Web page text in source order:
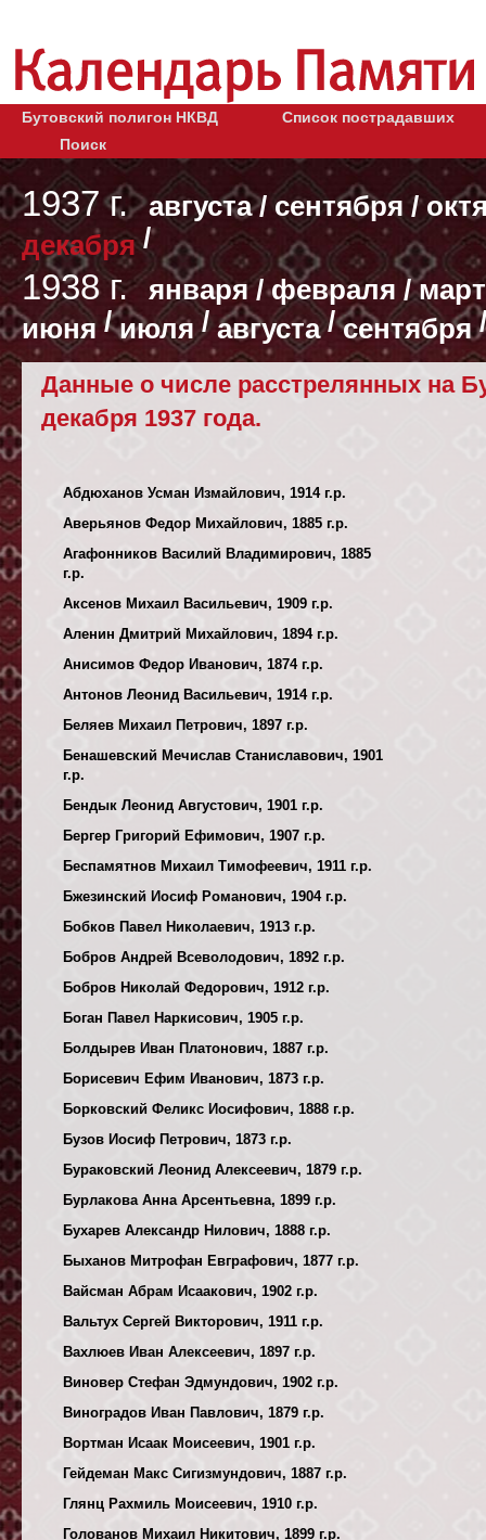
Бутовский полигон НКВД
Список пострадавших
Поиск
1937 г. августа/ сентября/
декабря/
1938 г. января/февраля /
июня /июля/августа/сентября
Данные о числе расстрелянных на
декабря 1937 года.
Абдюханов Усман Измайлович, 1914 г.р.
Аверьянов Федор Михайлович, 1885 г.р.
Агафонников Василий Владимирович, 1885
г.р.
Аксенов Михаил Васильевич, 1909 г.р.
Аленин Дмитрий Михайлович, 1894 г.р.
Анисимов Федор Иванович, 1874 г.р.
Антонов Леонид Васильевич, 1914 г.р.
Беляев Михаил Петрович, 1897 г.р.
Бенашевский Мечислав Станиславович, 1901
г.р.
Бендык Леонид Августович, 1901 г.р.
Бергер Григорий Ефимович, 1907 г.р.
Беспамятнов Михаил Тимофеевич, 1911 г.р.
Бжезинский Иосиф Романович, 1904 г.р.
Бобков Павел Николаевич, 1913 г.р.
Бобров Андрей Всеволодович, 1892 г.р.
Бобров Николай Федорович, 1912 г.р.
Боган Павел Наркисович, 1905 г.р.
Болдырев Иван Платонович, 1887 г.р.
Борисевич Ефим Иванович, 1873 г.р.
Борковский Феликс Иосифович, 1888 г.р.
Бузов Иосиф Петрович, 1873 г.р.
Бураковский Леонид Алексеевич, 1879 г.р.
Бурлакова Анна Арсентьевна, 1899 г.р.
Бухарев Александр Нилович, 1888 г.р.
Быханов Митрофан Евграфович, 1877 г.р.
Вайсман Абрам Исаакович, 1902 г.р.
Вальтух Сергей Викторович, 1911 г.р.
Вахлюев Иван Алексеевич, 1897 г.р.
Виновер Стефан Эдмундович, 1902 г.р.
Виноградов Иван Павлович, 1879 г.р.
Вортман Исаак Моисеевич, 1901 г.р.
Гейдеман Макс Сигизмундович, 1887 г.р.
Глянц Рахмиль Моисеевич, 1910 г.р.
Голованов Михаил Никитович, 1899 г.р.